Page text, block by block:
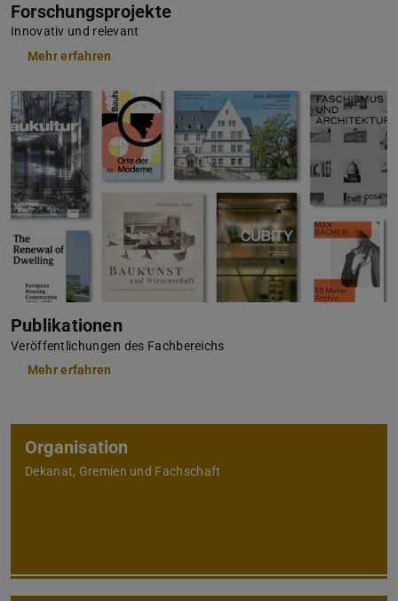
Forschungsprojekte
Innovativ und relevant
Mehr erfahren
Publikationen
Veröffentlichungen des Fachbereichs
Mehr erfahren
Organisation
Dekanat, Gremien und Fachschaft